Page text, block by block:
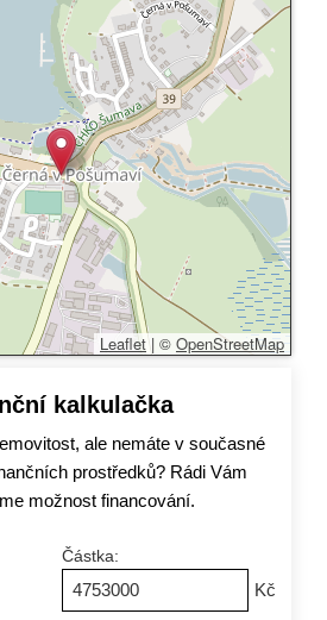
Leaflet | © OpenStreetMap
kalkulačka
ale nemáte v současné
prostředků? Rádi Vám
možnost financování.
Částka:
Kč